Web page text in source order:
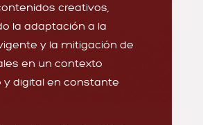
creativos,
la adaptación a la
y la mitigación de
en un contexto
y digital en constante